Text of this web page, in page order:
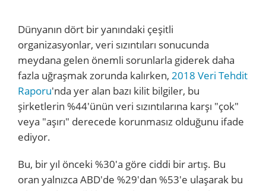
Dünyanın dört bir yanındaki çeşitli
organizasyonlar, veri sızıntıları sonucunda
meydana gelen önemli sorunlarla giderek daha
fazla uğraşmak zorunda kalırken, 2018 Veri Tehdit
Raporu'nda yer alan bazı kilit bilgiler, bu
şirketlerin %44'ünün veri sızıntılarına karşı "çok"
veya "aşırı" derecede korunmasız olduğunu ifade
ediyor.
Bu, bir yıl önceki %30'a göre ciddi bir artış. Bu
oran yalnızca ABD'de %29'dan %53'e ulaşarak bu